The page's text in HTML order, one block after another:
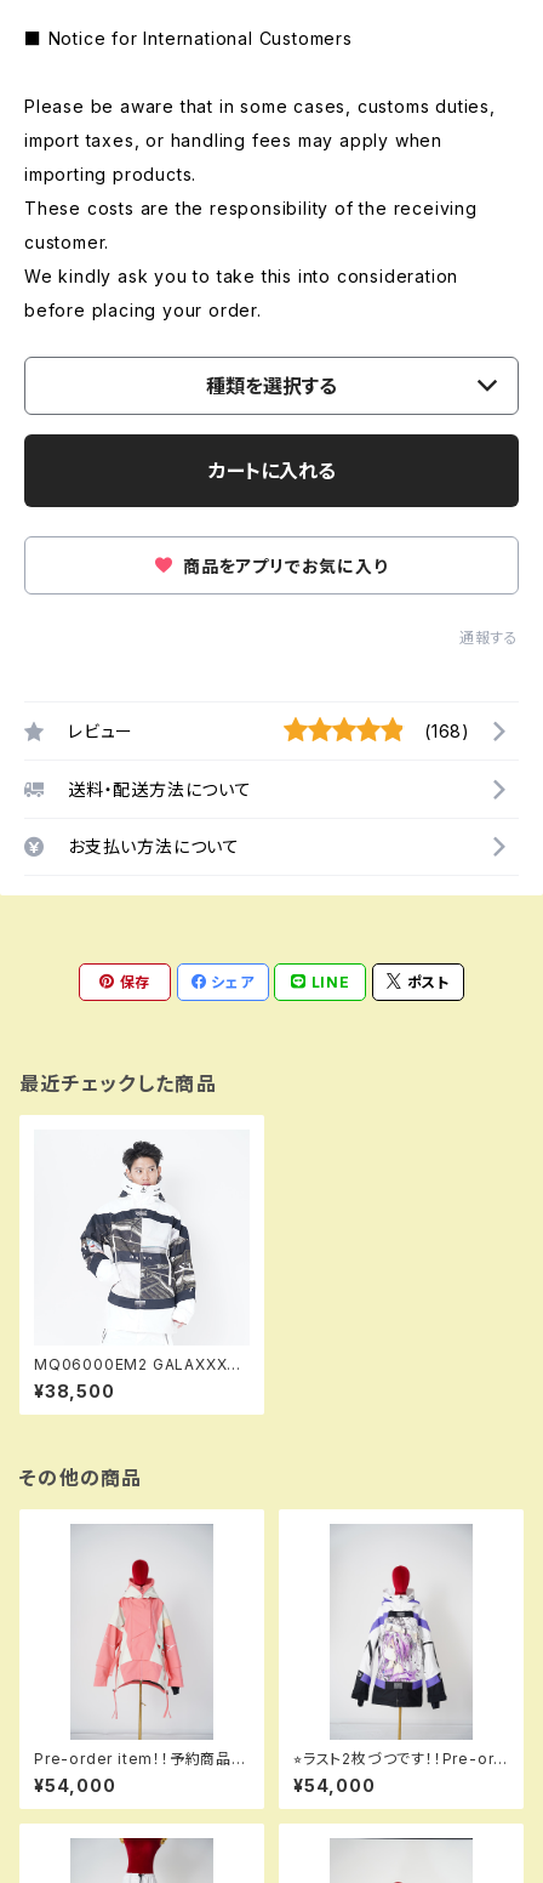
■ Notice for International Customers
Please be aware that in some cases, customs duties,
import taxes, or handling fees may apply when
importing products.
These costs are the responsibility of the receiving
customer.
We kindly ask you to take this into consideration
before placing your order.
種類を選択する
カートに入れる
商品をアプリでお気に入り
通報する
レビュー (168)
送料・配送方法について
お支払い方法について
保存 シェア LINE ポスト
最近チェックした商品
MQ06000EM2 GALAXXXY j
acket EM2 002 misaka！！送
料無料（日本国内のみ）サービス
中！！
¥38,500
その他の商品
Pre-order item！！予約商品で
す！！MQ07003 +++ jacket
913 kathmikb！！送料無料（日
本国内のみ）サービス中です！！
¥54,000
⭐︎ラスト2枚づつです！！Pre-ord
er item！！予約商品です！！MQ
07000 GALAXXXY jacket 6
18 syodouka！！送料無料（日
¥54,000